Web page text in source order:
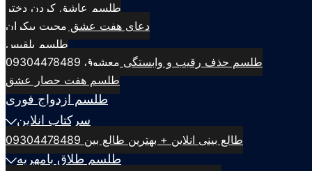
طلسم عاشق کردن دختر
دعای هفت عشق محبت بیکران
طلسم بلقيس
طلسم حذف رقیب و وابستگی معشوق 09304478489
طلسم هفت حصار عشق
طلسم ازدواج فوری
سرکتاب انلاین
طالع بینی انلاین + بهترین طالع بین 09304478489
طلسم طلاق بامهریه